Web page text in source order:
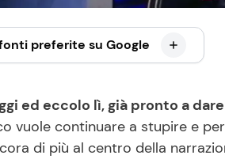
preferite su Google
ed eccolo lì, già pronto a
vuole continuare a stupire e
di più al centro della